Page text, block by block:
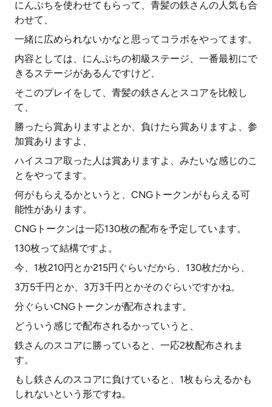
にんぷちを使わせてもらって、青髪の鉄さんの人気も合
わせて、
一緒に広められないかなと思ってコラボをやってます。
内容としては、にんぷちの初級ステージ、一番最初にで
きるステージがあるんですけど、
そこのプレイをして、青髪の鉄さんとスコアを比較し
て、
勝ったら賞ありますよとか、負けたら賞ありますよ、参
加賞ありますよ、
ハイスコア取った人は賞ありますよ、みたいな感じのこ
とをやってます。
何がもらえるかというと、CNGトークンがもらえる可
能性があります。
CNGトークンは一応130枚の配布を予定しています。
130枚って結構ですよ。
今、1枚210円とか215円ぐらいだから、130枚だから、
3万5千円とか、3万3千円とかそのぐらいですかね。
分ぐらいCNGトークンが配布されます。
どういう感じで配布されるかっていうと、
鉄さんのスコアに勝っていると、一応2枚配布されま
す。
もし鉄さんのスコアに負けていると、1枚もらえるかも
しれないという形ですね。